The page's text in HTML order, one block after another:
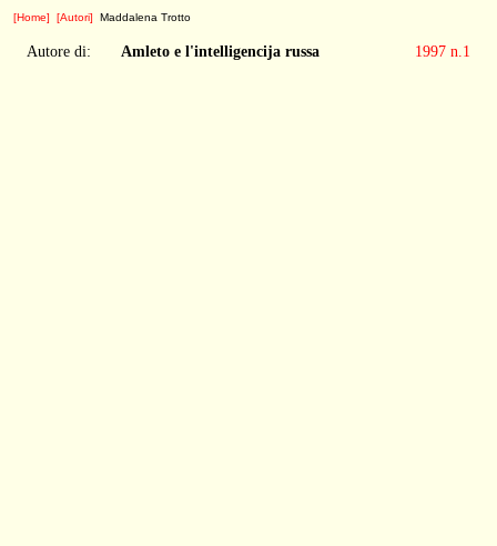
[Home] [Autori] Maddalena Trotto
Autore di: Amleto e l'intelligencija russa 1997 n.1